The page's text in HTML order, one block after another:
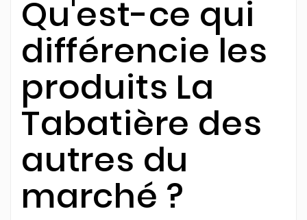
Qu'est-ce qui
différencie les
produits La
Tabatière des
autres du
marché ?